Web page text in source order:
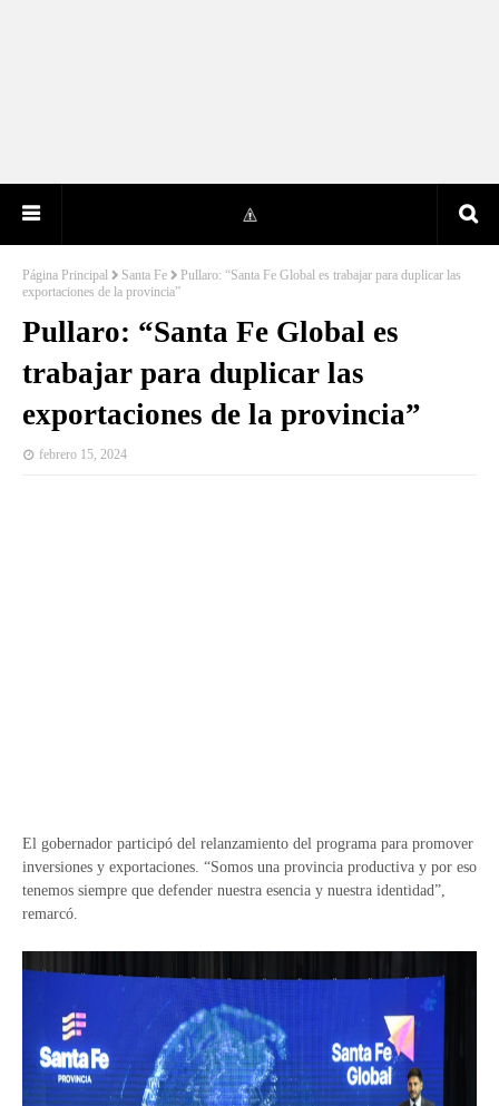
Página Principal Santa Fe
Pullaro: “Santa Fe Global es trabajar para duplicar las
exportaciones de la provincia”
Pullaro: “Santa Fe Global es
trabajar para duplicar las
exportaciones de la provincia”
febrero 15, 2024
El gobernador participó del relanzamiento del programa para promover
inversiones y exportaciones. “Somos una provincia productiva y por eso
tenemos siempre que defender nuestra esencia y nuestra identidad”,
remarcó.